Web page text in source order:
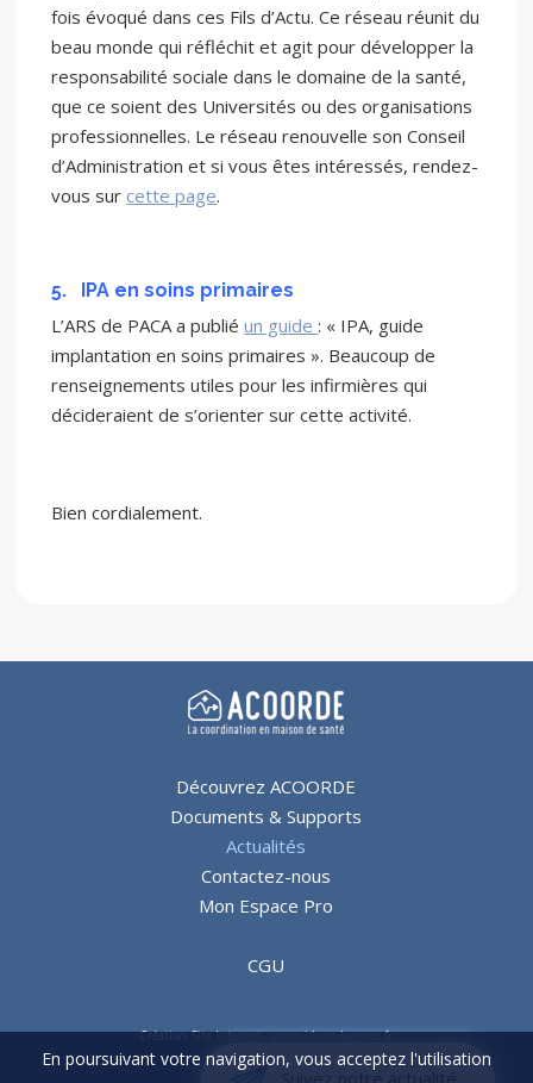
fois évoqué dans ces Fils d’Actu. Ce réseau réunit du
beau monde qui réfléchit et agit pour développer la
responsabilité sociale dans le domaine de la santé,
que ce soient des Universités ou des organisations
professionnelles. Le réseau renouvelle son Conseil
d’Administration et si vous êtes intéressés, rendez-
vous surcette page.
5. IPA en soins primaires
L’ARS de PACA a publiéun guide: « IPA, guide
implantation en soins primaires ». Beaucoup de
renseignements utiles pour les infirmières qui
décideraient de s’orienter sur cette activité.
Bien cordialement.
Découvrez ACOORDE
Documents & Supports
Actualités
Contactez-nous
Mon Espace Pro
CGU
Création Site Internet : www.idcom-lagence.fr
Copyright ©2026
En poursuivant votre navigation, vous acceptez l'utilisation